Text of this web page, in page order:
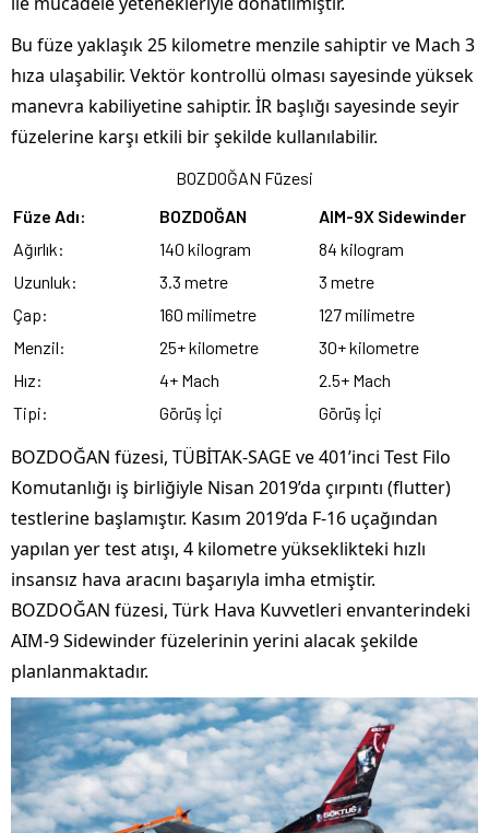
Bu füze yaklaşık 25 kilometre menzile sahiptir ve Mach 3
hıza ulaşabilir. Vektör kontrollü olması sayesinde yüksek
manevra kabiliyetine sahiptir. İR başlığı sayesinde seyir
füzelerine karşı etkili bir şekilde kullanılabilir.
BOZDOĞAN Füzesi
Füze Adı:
BOZDOĞAN
AIM-9X Sidewinder
Ağırlık:
140 kilogram
84 kilogram
Uzunluk:
3.3 metre
3 metre
Çap:
160 milimetre
127 milimetre
Menzil:
25+ kilometre
30+ kilometre
Hız:
4+ Mach
2.5+ Mach
Tipi:
Görüş İçi Görüş İçi
BOZDOĞAN füzesi, TÜBİTAK-SAGE ve 401’inci Test Filo
Komutanlığı iş birliğiyle Nisan 2019’da çırpıntı (flutter)
testlerine başlamıştır. Kasım 2019’da F-16 uçağından
yapılan yer test atışı, 4 kilometre yükseklikteki hızlı
insansız hava aracını başarıyla imha etmiştir.
BOZDOĞAN füzesi, Türk Hava Kuvvetleri envanterindeki
AIM-9 Sidewinder füzelerinin yerini alacak şekilde
planlanmaktadır.